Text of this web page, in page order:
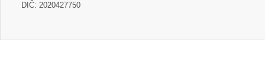
DIČ: 2020427750